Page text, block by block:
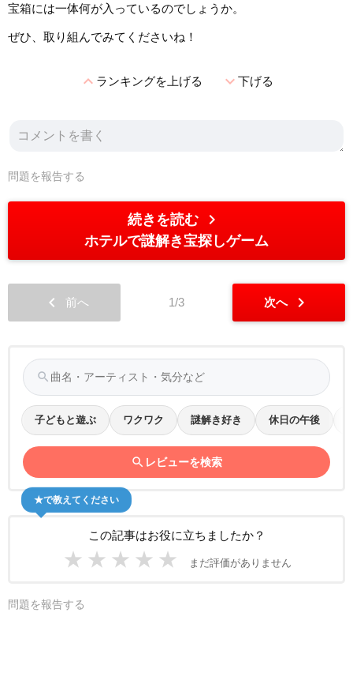
宝箱には一体何が入っているのでしょうか。
ぜひ、取り組んでみてくださいね！
expand_lessランキングを上げる expand_more下げる
問題を報告する
続きを読む chevron_right
ホテルで謎解き宝探しゲーム
chevron_left 前へ 1/3 次へ chevron_right
search
子どもと遊ぶ ワクワク 謎解き好き 休日の午後
search レビューを検索
この記事はお役に立ちましたか？
★ ★ ★ ★ ★ まだ評価がありません
★で教えてください
問題を報告する